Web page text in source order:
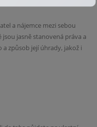
a nájemce mezi sebou
jasně stanovená práva a
způsob její úhrady, jakož i